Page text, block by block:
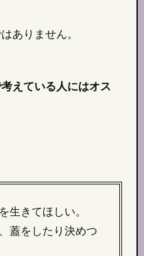
ありません。
えている人にはオス
生きてほしい。
蓋をしたり決めつ